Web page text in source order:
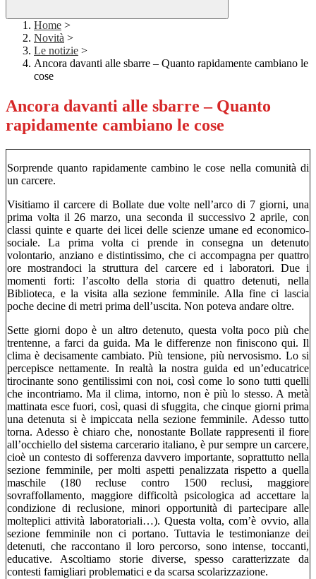
Home >
Novità >
Le notizie >
Ancora davanti alle sbarre – Quanto rapidamente cambiano le
cose
Ancora davanti alle sbarre – Quanto
rapidamente cambiano le cose
Sorprende quanto rapidamente cambino le cose nella comunità di
un carcere.
Visitiamo il carcere di Bollate due volte nell’arco di 7 giorni, una
prima volta il 26 marzo, una seconda il successivo 2 aprile, con
classi quinte e quarte dei licei delle scienze umane ed economico-
sociale. La prima volta ci prende in consegna un detenuto
volontario, anziano e distintissimo, che ci accompagna per quattro
ore mostrandoci la struttura del carcere ed i laboratori. Due i
momenti forti: l’ascolto della storia di quattro detenuti, nella
Biblioteca, e la visita alla sezione femminile. Alla fine ci lascia
poche decine di metri prima dell’uscita. Non poteva andare oltre.
Sette giorni dopo è un altro detenuto, questa volta poco più che
trentenne, a farci da guida. Ma le differenze non finiscono qui. Il
clima è decisamente cambiato. Più tensione, più nervosismo. Lo si
percepisce nettamente. In realtà la nostra guida ed un’educatrice
tirocinante sono gentilissimi con noi, così come lo sono tutti quelli
che incontriamo. Ma il clima, intorno, non è più lo stesso. A metà
mattinata esce fuori, così, quasi di sfuggita, che cinque giorni prima
una detenuta si è impiccata nella sezione femminile. Adesso tutto
torna. Adesso è chiaro che, nonostante Bollate rappresenti il fiore
all’occhiello del sistema carcerario italiano, è pur sempre un carcere,
cioè un contesto di sofferenza davvero importante, soprattutto nella
sezione femminile, per molti aspetti penalizzata rispetto a quella
maschile (180 recluse contro 1500 reclusi, maggiore
sovraffollamento, maggiore difficoltà psicologica ad accettare la
condizione di reclusione, minori opportunità di partecipare alle
molteplici attività laboratoriali…). Questa volta, com’è ovvio, alla
sezione femminile non ci portano. Tuttavia le testimonianze dei
detenuti, che raccontano il loro percorso, sono intense, toccanti,
educative. Ascoltiamo storie diverse, spesso caratterizzate da
contesti famigliari problematici e da scarsa scolarizzazione.